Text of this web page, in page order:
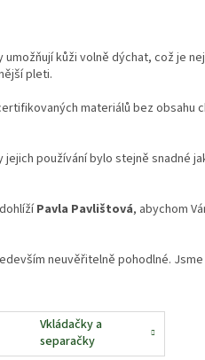
umožňují kůži volně dýchat, což je
pleti.
materiálů bez obsahu
používání bylo stejně snadné
Pavla Pavlištová, abychom
neuvěřitelně pohodlné. Jsme
Vkládačky a
separačky